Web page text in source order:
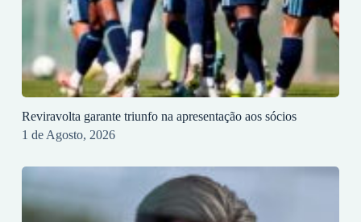
Reviravolta garante triunfo na apresentação aos sócios
1 de Agosto, 2026